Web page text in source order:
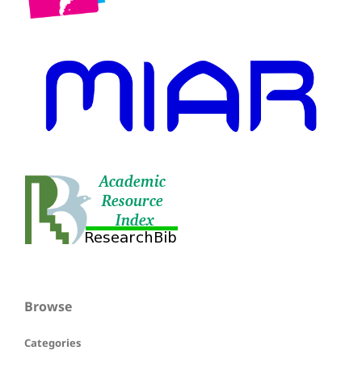
Browse
Categories